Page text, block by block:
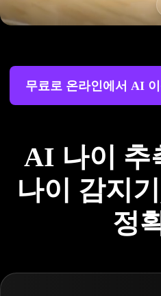
무료로 온라인에서 AI
AI 나이 추
나이 감지
정